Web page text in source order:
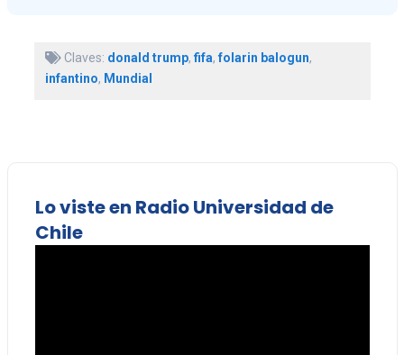
Claves: donald trump, fifa,folarin balogun,
infantino, Mundial
Lo viste en Radio Universidad de
Chile